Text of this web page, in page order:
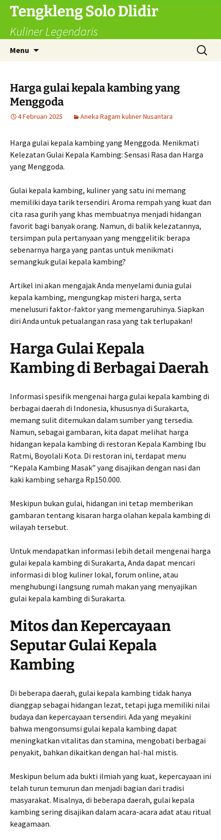
Langsung
Tengkleng Solo Dlidir
Kuliner Legendaris
Menu
Cari
untuk:
Harga gulai kepala kambing yang
Menggoda
4 Februari 2025 Aneka Ragam kuliner Nusantara
Harga gulai kepala kambing yang Menggoda. Menikmati
Kelezatan Gulai Kepala Kambing: Sensasi Rasa dan Harga
yang Menggoda.
Gulai kepala kambing, kuliner yang satu ini memang
memiliki daya tarik tersendiri. Aroma rempah yang kuat dan
cita rasa gurih yang khas membuatnya menjadi hidangan
favorit bagi banyak orang. Namun, di balik kelezatannya,
tersimpan pula pertanyaan yang menggelitik: berapa
sebenarnya harga yang pantas untuk menikmati
semangkuk gulai kepala kambing?
Artikel ini akan mengajak Anda menyelami dunia gulai
kepala kambing, mengungkap misteri harga, serta
menelusuri faktor-faktor yang memengaruhinya. Siapkan
diri Anda untuk petualangan rasa yang tak terlupakan!
Harga Gulai Kepala
Kambing di Berbagai Daerah
Informasi spesifik mengenai harga gulai kepala kambing di
berbagai daerah di Indonesia, khususnya di Surakarta,
memang sulit ditemukan dalam sumber yang tersedia.
Namun, sebagai gambaran, kita dapat melihat harga
hidangan kepala kambing di restoran Kepala Kambing Ibu
Ratmi, Boyolali Kota. Di restoran ini, terdapat menu
“Kepala Kambing Masak” yang disajikan dengan nasi dan
kaki kambing seharga Rp150.000.
Meskipun bukan gulai, hidangan ini tetap memberikan
gambaran tentang kisaran harga olahan kepala kambing di
wilayah tersebut.
Untuk mendapatkan informasi lebih detail mengenai harga
gulai kepala kambing di Surakarta, Anda dapat mencari
informasi di blog kuliner lokal, forum online, atau
menghubungi langsung rumah makan yang menyajikan
gulai kepala kambing di Surakarta.
Mitos dan Kepercayaan
Seputar Gulai Kepala
Kambing
Di beberapa daerah, gulai kepala kambing tidak hanya
dianggap sebagai hidangan lezat, tetapi juga memiliki nilai
budaya dan kepercayaan tersendiri. Ada yang meyakini
bahwa mengonsumsi gulai kepala kambing dapat
meningkatkan vitalitas dan stamina, mengobati berbagai
penyakit, bahkan dikaitkan dengan hal-hal mistis.
Meskipun belum ada bukti ilmiah yang kuat, kepercayaan ini
telah turun temurun dan menjadi bagian dari tradisi
masyarakat. Misalnya, di beberapa daerah, gulai kepala
kambing sering disajikan dalam acara-acara adat atau ritual
keagamaan.